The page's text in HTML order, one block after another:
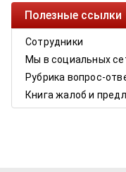
Полезные ссылки
Сотрудники
Мы в социальных
Рубрика вопрос-
Книга жалоб и